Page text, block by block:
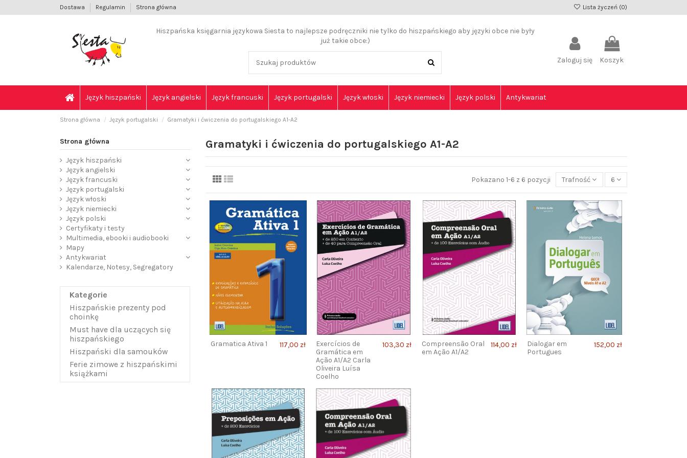
Dostawa Regulamin Strona główna Lista życzeń (0)
Hiszpańska księgarnia językowa Siesta to najlepsze podręczniki nie tylko do hiszpańskiego aby języki obce nie były
już takie obce:)
Zaloguj się Koszyk
Język hiszpański Język angielski Język francuski Język portugalski Język włoski Język niemiecki Język polski Antykwariat
Strona główna Język portugalski Gramatyki i ćwiczenia do portugalskiego A1-A2
Gramatyki i ćwiczenia do portugalskiego A1-A2
Pokazano 1-6 z 6 pozycji Trafność 6
Gramatica Ativa 1 117,00 zł
Exercícios de
Gramática em
Ação A1/A2 Carla
Oliveira Luísa
Coelho
103,30 zł
Compreensão Oral
em Ação A1/A2
114,00 zł
Dialogar em
Portugues
152,00 zł
Strona główna
Język hiszpański
Język angielski
Język francuski
Język portugalski
Język włoski
Język niemiecki
Język polski
Certyfikaty i testy
Multimedia, ebooki i audiobooki
Mapy
Antykwariat
Kalendarze, Notesy, Segregatory
Kategorie
Hiszpańskie prezenty pod
choinkę
Must have dla uczących się
hiszpańskiego
Hiszpański dla samouków
Ferie zimowe z hiszpańskimi
książkami